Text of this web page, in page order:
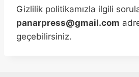
Gizlilik politikamızla ilgili
panarpress@gmail.com
geçebilirsiniz.